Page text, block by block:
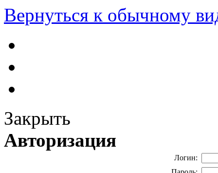
Вернуться к обычному
Закрыть
Авторизация
Логин: